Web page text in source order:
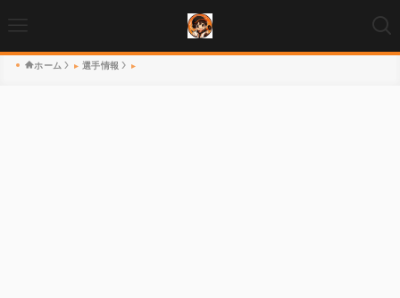
ホーム 選手情報